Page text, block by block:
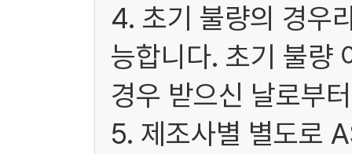
4. 초기 불량의 경우
능합니다. 초기 불량
경우 받으신 날로부
5. 제조사별 별도로